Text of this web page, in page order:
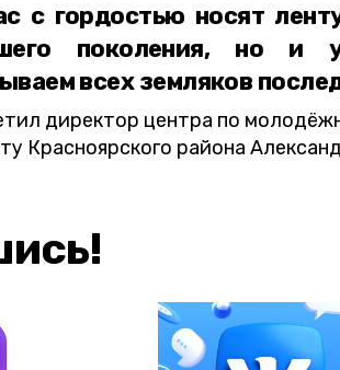
с гордостью носят
поколения, но и
всех земляков
директор центра по
Красноярского района